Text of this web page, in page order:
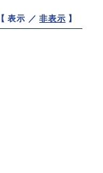
【 表示 ／非表示 】